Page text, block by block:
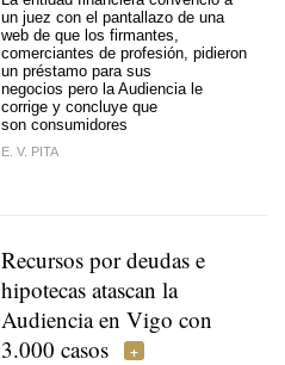
un juez con el pantallazo de una
web de que los firmantes,
comerciantes de profesión, pidieron
un préstamo para sus
negocios pero la Audiencia le
corrige y concluye que
son consumidores
E. V. PITA
Recursos por deudas e
hipotecas atascan la
Audiencia en Vigo con
3.000 casos